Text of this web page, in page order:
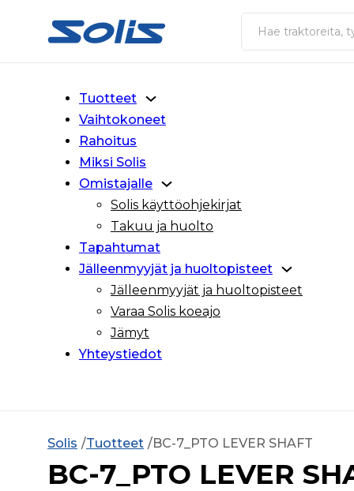
Siirry pääsisältöön
Siirry alatunnisteeseen
Haku
Tuotteet
Vaihtokoneet
Rahoitus
Miksi Solis
Omistajalle
Solis käyttöohjekirjat
Takuu ja huolto
Tapahtumat
Jälleenmyyjät ja huoltopisteet
Jälleenmyyjät ja huoltopisteet
Varaa Solis koeajo
Jämyt
Yhteystiedot
Solis Tuotteet BC-7_PTO LEVER SHAFT
BC-7_PTO LEVER